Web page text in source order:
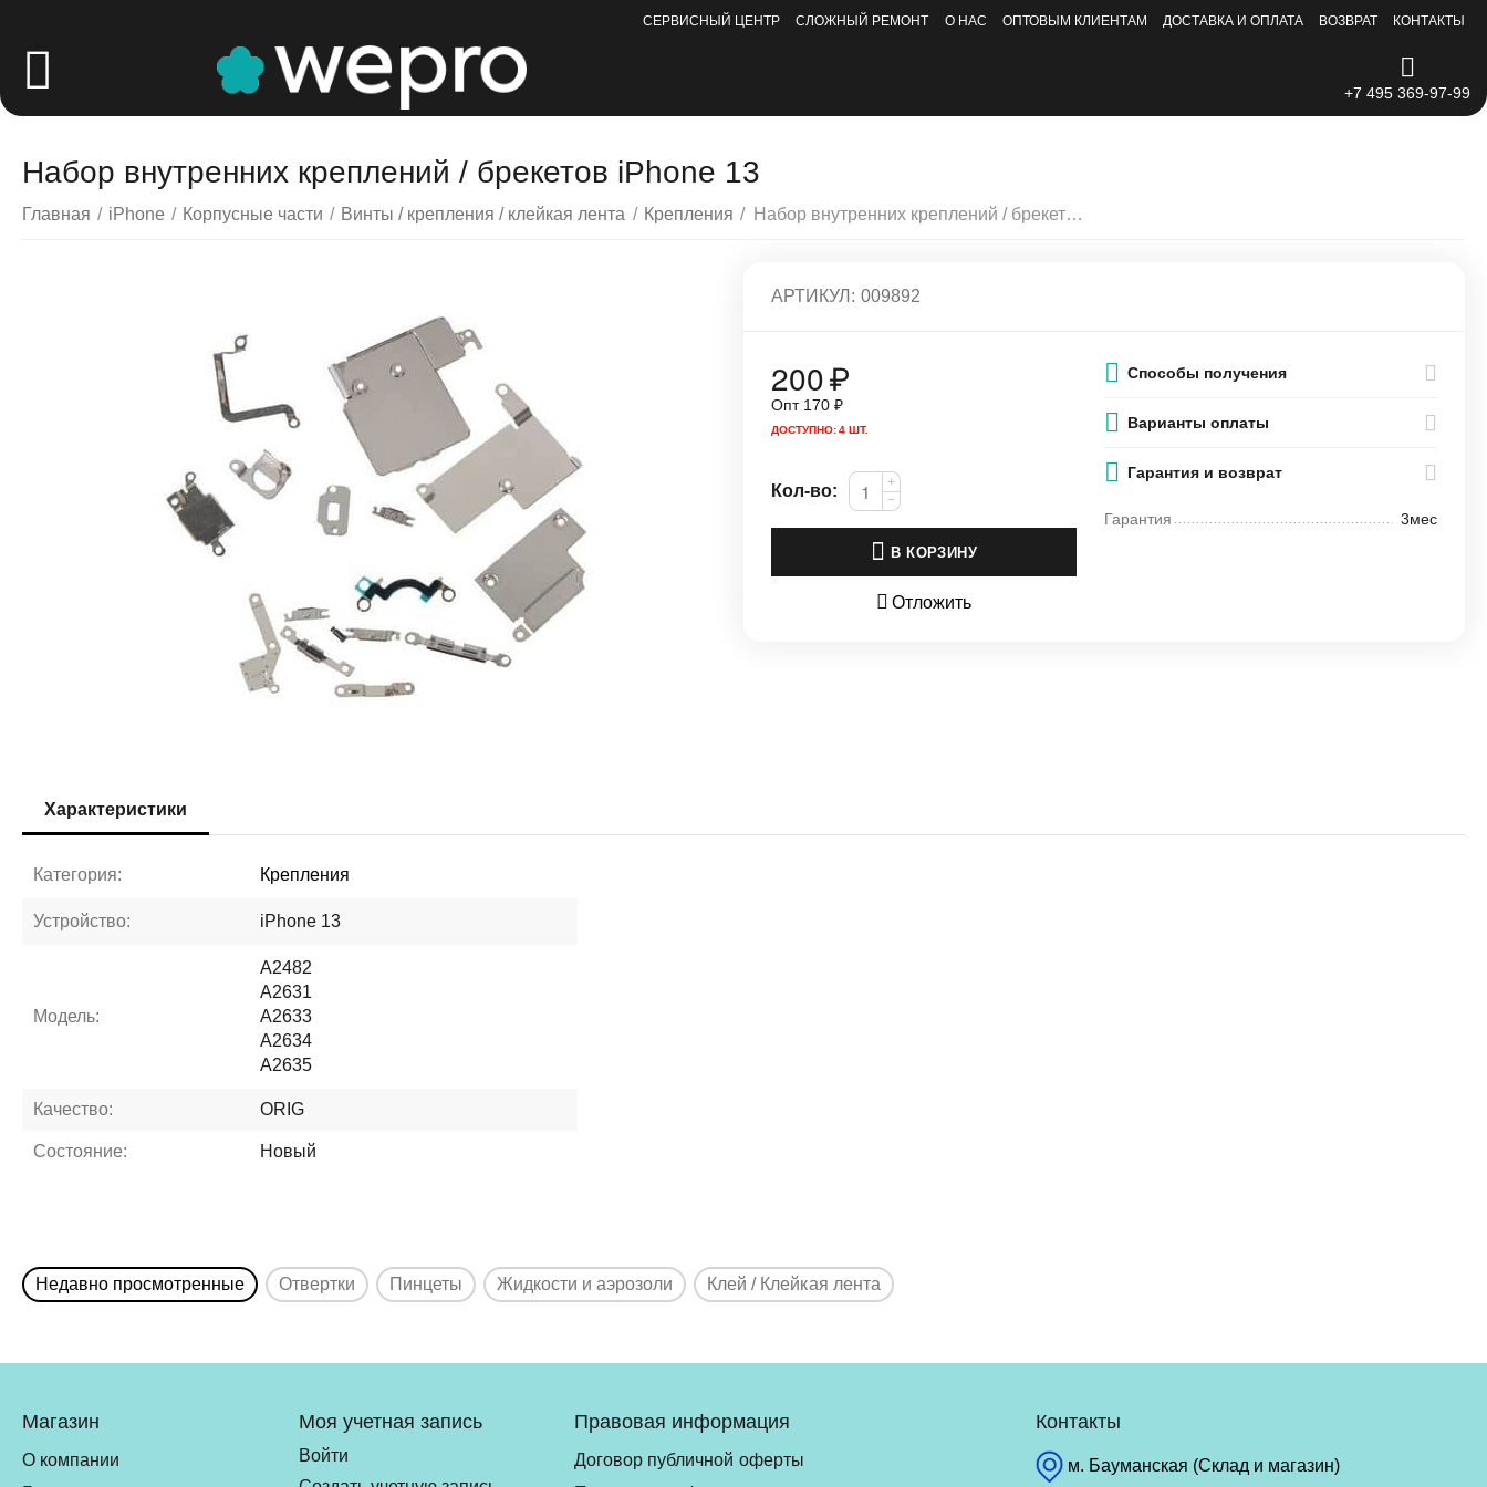
СЕРВИСНЫЙ ЦЕНТР СЛОЖНЫЙ РЕМОНТ О НАС ОПТОВЫМ КЛИЕНТАМ ДОСТАВКА И ОПЛАТА ВОЗВРАТ КОНТАКТЫ
+7 495 369-97-99
Набор внутренних креплений / брекетов iPhone 13
Главная / iPhone / Корпусные части / Винты / крепления / клейкая лента / Крепления / Набор внутренних креплений / брекетов iPhone 13
АРТИКУЛ: 009892
200₽
Опт 170 ₽
ДОСТУПНО:4 ШТ.
Кол-во:
+
−
В КОРЗИНУ
Отложить
Способы получения
Варианты оплаты
Гарантия и возврат
Гарантия 3мес
Характеристики
Категория: Крепления
Устройство: iPhone 13
Модель:
A2482
A2631
A2633
A2634
A2635
Качество: ORIG
Состояние: Новый
Недавно просмотренные Отвертки Пинцеты Жидкости и аэрозоли Клей / Клейкая лента
Магазин
О компании
Моя учетная запись
Войти
Правовая информация
Договор публичной оферты
Контакты
м. Бауманская (Склад и магазин)